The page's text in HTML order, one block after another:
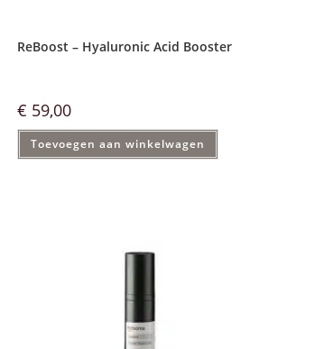
ReBoost – Hyaluronic Acid Booster
€ 59,00
Toevoegen aan winkelwagen